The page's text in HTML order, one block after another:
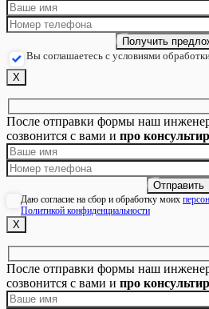
Вы соглашаетесь с условиями
Х
После отправки формы наш
созвонится с вами и про
Даю согласие на сбор и обработку моих
Политикой конфиденциальности
Х
После отправки формы наш
созвонится с вами и про